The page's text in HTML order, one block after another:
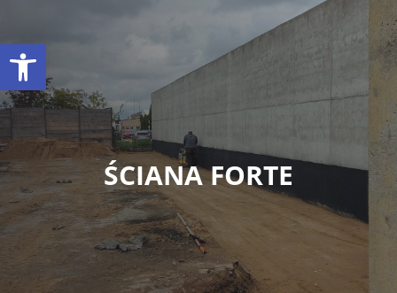
ŚCIANA FORTE
Otwórz pasek narzędzi